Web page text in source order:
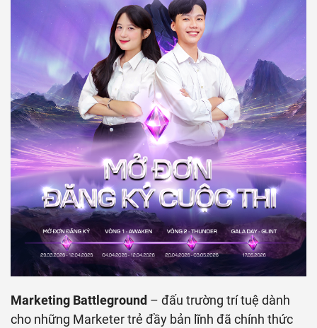
Marketing Battleground – đấu trường trí tuệ dành
cho những Marketer trẻ đầy bản lĩnh đã chính thức